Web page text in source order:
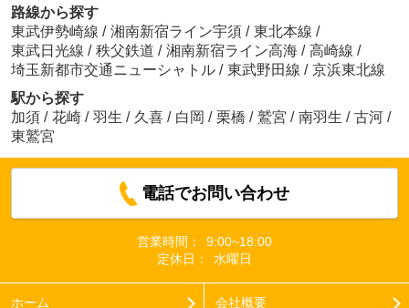
路線から探す
東武伊勢崎線 / 湘南新宿ライン宇須 / 東北本線 /
東武日光線 / 秩父鉄道 / 湘南新宿ライン高海 / 高崎線 /
埼玉新都市交通ニューシャトル / 東武野田線 / 京浜東北線
駅から探す
加須 / 花崎 / 羽生 / 久喜 / 白岡 / 栗橋 / 鷲宮 / 南羽生 / 古河 /
東鷲宮
電話でお問い合わせ
営業時間：
9:00~18:00
定休日：
水曜日
ホーム 会社概要